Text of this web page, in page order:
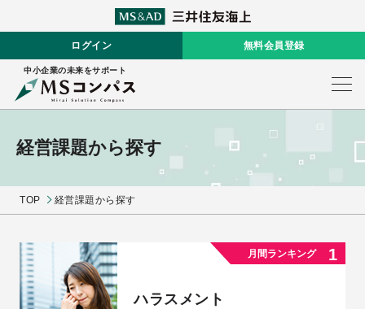
ログイン 無料会員登録
中小企業の未来をサポート
経営課題から探す
TOP 経営課題から探す
ハラスメント